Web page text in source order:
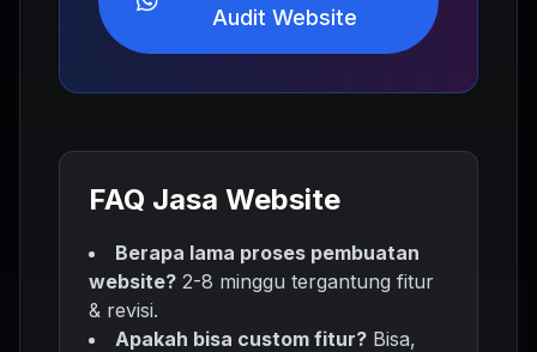
Audit Website
FAQ Jasa Website
Berapa lama proses pembuatan
website? 2-8 minggu tergantung fitur
& revisi.
Apakah bisa custom fitur? Bisa,